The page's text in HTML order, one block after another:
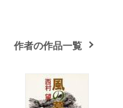
作者の作品一覧